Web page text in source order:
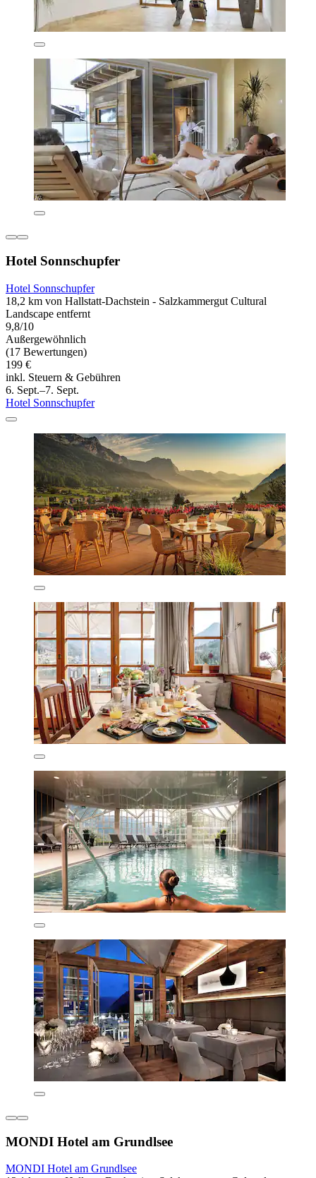
Hotel Sonnschupfer
Hotel Sonnschupfer
18,2 km von Hallstatt-Dachstein - Salzkammergut Cultural
Landscape entfernt
9,8/10
Außergewöhnlich
(17 Bewertungen)
199 €
inkl. Steuern & Gebühren
6. Sept.–7. Sept.
Hotel Sonnschupfer
MONDI Hotel am Grundlsee
MONDI Hotel am Grundlsee